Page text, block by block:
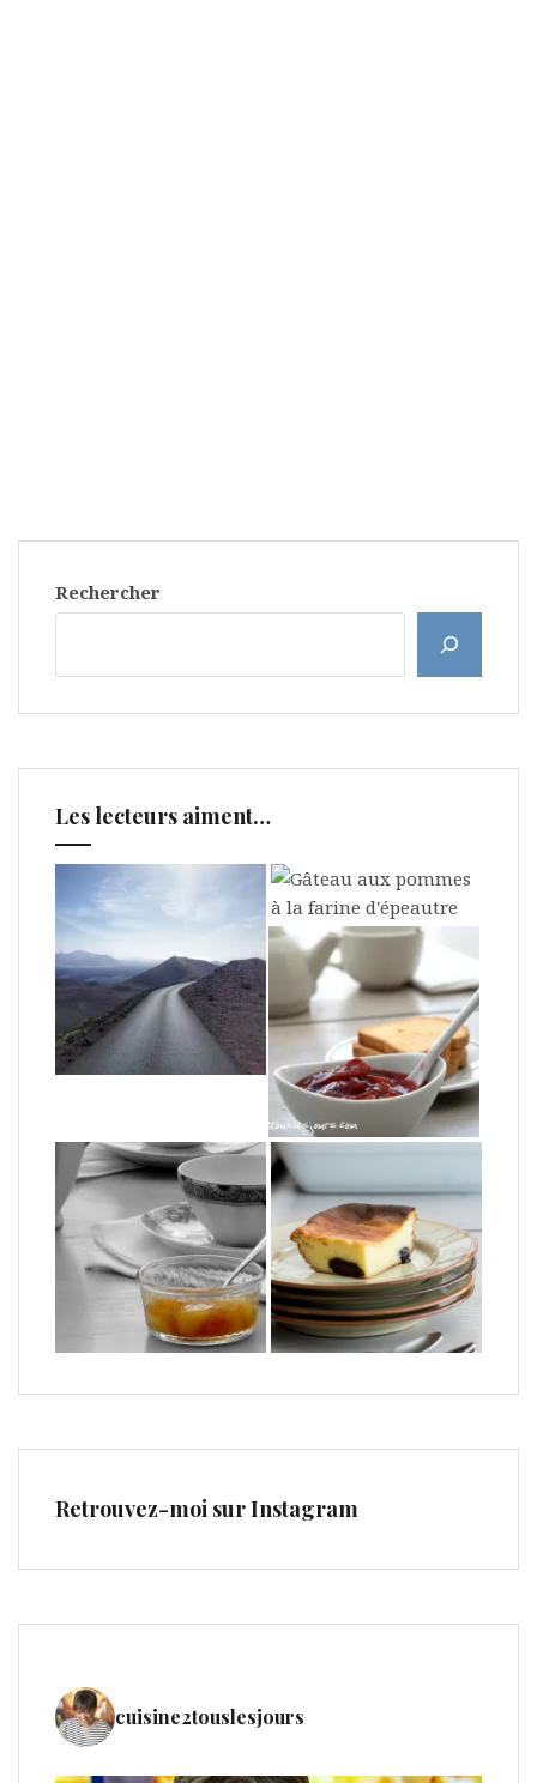
Rechercher
Les lecteurs aiment…
Retrouvez-moi sur Instagram
cuisine2touslesjours